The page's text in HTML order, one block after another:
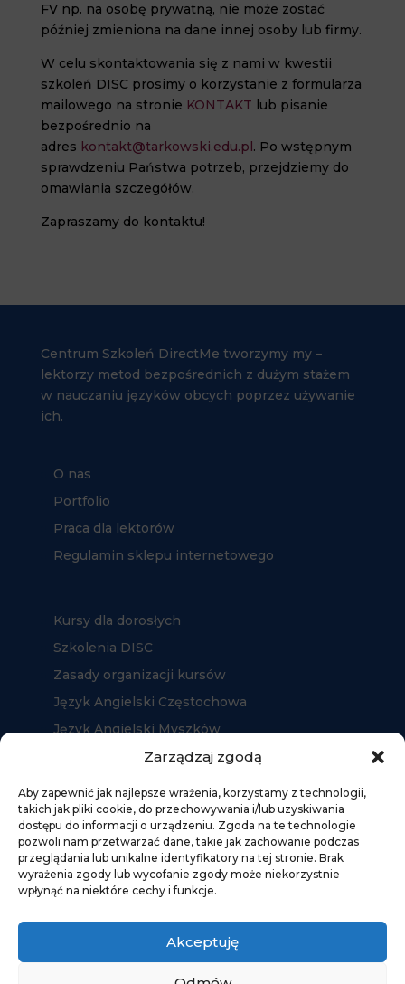
Zarządzaj zgodą
Aby zapewnić jak najlepsze wrażenia, korzystamy z technologii,
takich jak pliki cookie, do przechowywania i/lub uzyskiwania
dostępu do informacji o urządzeniu. Zgoda na te technologie
pozwoli nam przetwarzać dane, takie jak zachowanie podczas
przeglądania lub unikalne identyfikatory na tej stronie. Brak
wyrażenia zgody lub wycofanie zgody może niekorzystnie
wpłynąć na niektóre cechy i funkcje.
Akceptuję
FV np. na osobę prywatną, nie może zostać
później zmieniona na dane innej osoby lub firmy.
W celu skontaktowania się z nami w kwestii
szkoleń DISC prosimy o korzystanie z formularza
mailowego na stronie KONTAKT lub pisanie
bezpośrednio na
adres kontakt@tarkowski.edu.pl. Po wstępnym
sprawdzeniu Państwa potrzeb, przejdziemy do
omawiania szczegółów.
Zapraszamy do kontaktu!
Centrum Szkoleń DirectMe tworzymy my –
lektorzy metod bezpośrednich z dużym stażem
w nauczaniu języków obcych poprzez używanie
ich.
O nas
Portfolio
Praca dla lektorów
Regulamin sklepu internetowego
Kursy dla dorosłych
Szkolenia DISC
Zasady organizacji kursów
Język Angielski Częstochowa
Język Angielski Myszków
Język Angielski Kłobuck